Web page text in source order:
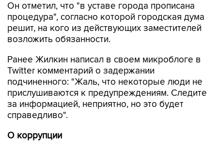
Он отметил, что "в уставе города прописана
процедура", согласно которой городская дума
решит, на кого из действующих заместителей
возложить обязанности.
Ранее Жилкин написал в своем микроблоге в
Twitter комментарий о задержании
подчиненного: "Жаль, что некоторые люди не
прислушиваются к предупреждениям. Следите
за информацией, неприятно, но это будет
справедливо".
О коррупции